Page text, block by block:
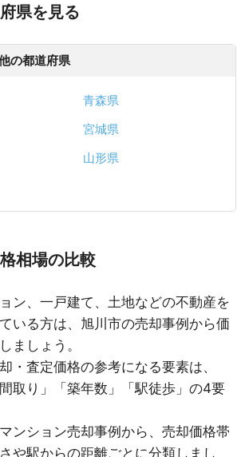
県を見る
の都道府県
青森県
宮城県
山形県
相場の比較
ン、一戸建て、土地などの不動産を
いる方は、旭川市の売却事例から価
ましょう。
・査定価格の参考になる要素は、
間取り」「築年数」「駅徒歩」の4要
ンション売却事例から、売却価格帯
や駅からの距離ごとに分類しまし